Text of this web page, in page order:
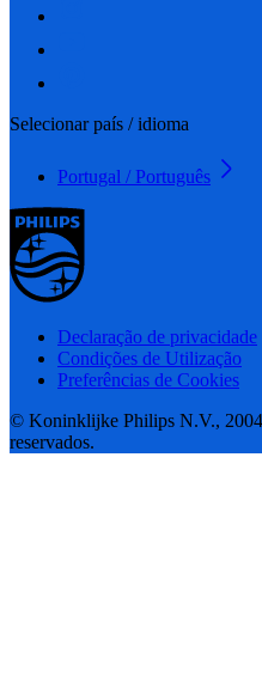
Selecionar país / idioma
Portugal / Português
Declaração de privacidade
Condições de Utilização
Preferências de Cookies
© Koninklijke Philips N.V.,
reservados.